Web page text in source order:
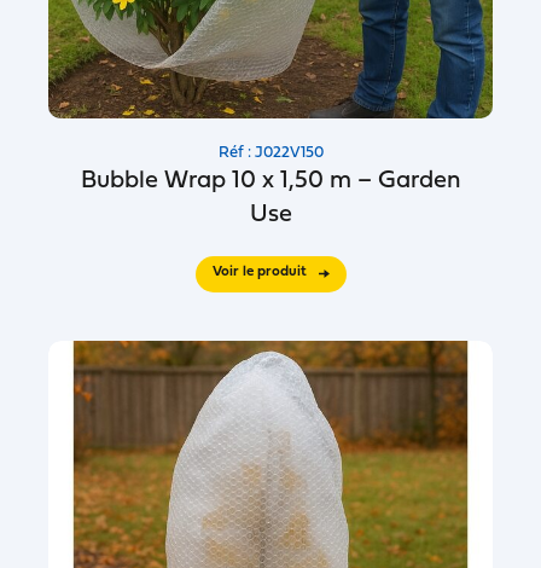
Réf : J022V150
Bubble Wrap 10 x 1,50 m – Garden
Use
Voir le produit